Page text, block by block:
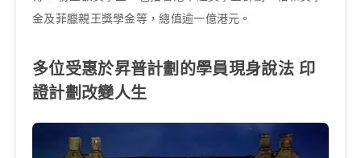
金及菲臘親王獎學金等，總值逾一億港元。
多位受惠於昇普計劃的學員現身說法 印
證計劃改變人生